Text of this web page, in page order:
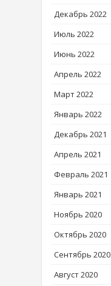
Декабрь 2022
Июль 2022
Июнь 2022
Апрель 2022
Март 2022
Январь 2022
Декабрь 2021
Апрель 2021
Февраль 2021
Январь 2021
Ноябрь 2020
Октябрь 2020
Сентябрь 2020
Август 2020